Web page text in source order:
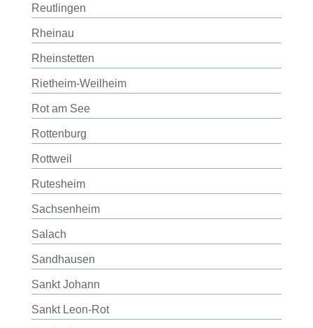
Reutlingen
Rheinau
Rheinstetten
Rietheim-Weilheim
Rot am See
Rottenburg
Rottweil
Rutesheim
Sachsenheim
Salach
Sandhausen
Sankt Johann
Sankt Leon-Rot